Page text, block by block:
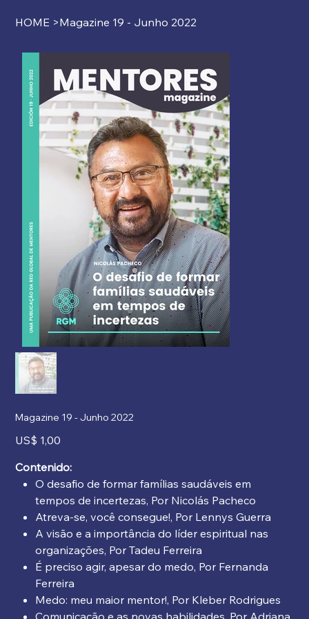
HOME >Magazine 19 - Junho 2022
Magazine 19 - Junho 2022
Precio
US$ 1,00
Contenido:
O desafio de formar famílias saudáveis em
tempos de incertezas, Por Nicolás Pacheco
Atreva-se, você consegue!, Por Lennys Guerra
A visão e a importância do líder espiritual nas
organizações, Por Tadeu Ferreira
É preciso agir, apesar do medo, Por Fernanda
Ferreira
Medo: meu maior mentor!, Por Kleber Rodrigues
Comunicação e as novas habilidades, Por Adriana